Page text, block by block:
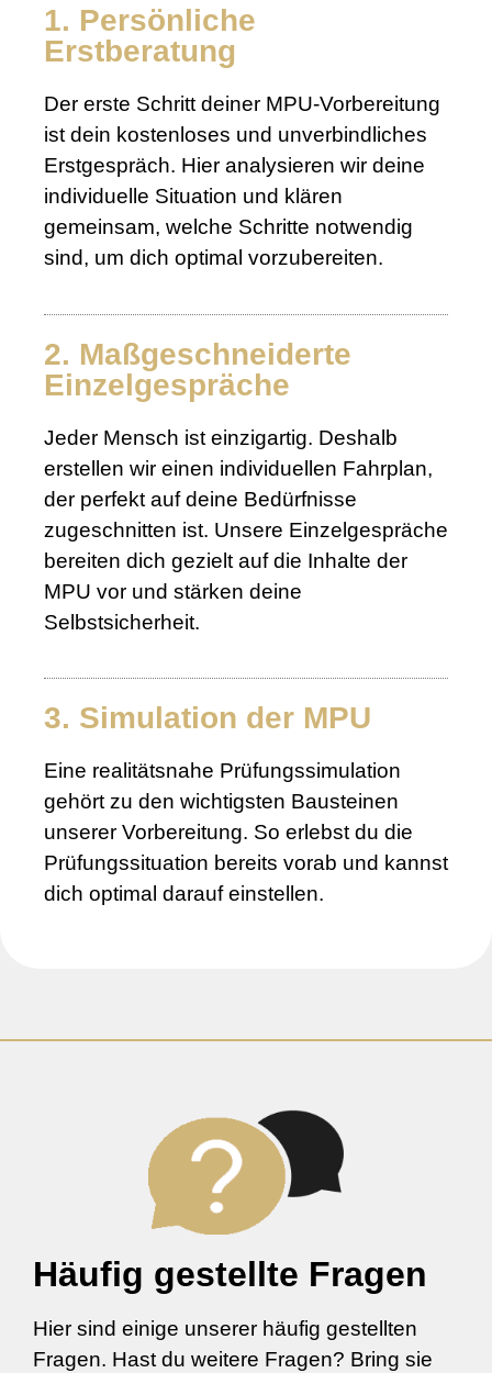
1. Persönliche
Erstberatung
Der erste Schritt deiner MPU-Vorbereitung
ist dein kostenloses und unverbindliches
Erstgespräch. Hier analysieren wir deine
individuelle Situation und klären
gemeinsam, welche Schritte notwendig
sind, um dich optimal vorzubereiten.
2. Maßgeschneiderte
Einzelgespräche
Jeder Mensch ist einzigartig. Deshalb
erstellen wir einen individuellen Fahrplan,
der perfekt auf deine Bedürfnisse
zugeschnitten ist. Unsere Einzelgespräche
bereiten dich gezielt auf die Inhalte der
MPU vor und stärken deine
Selbstsicherheit.
3. Simulation der MPU
Eine realitätsnahe Prüfungssimulation
gehört zu den wichtigsten Bausteinen
unserer Vorbereitung. So erlebst du die
Prüfungssituation bereits vorab und kannst
dich optimal darauf einstellen.
Häufig gestellte Fragen
Hier sind einige unserer häufig gestellten
Fragen. Hast du weitere Fragen? Bring sie